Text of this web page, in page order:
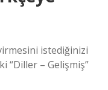
istediğinizi
“Diller – Gelişmiş”